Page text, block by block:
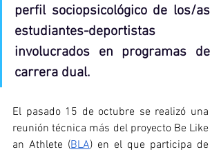
perfil sociopsicológico de los/as
estudiantes-deportistas
involucrados en programas de
carrera dual.
El pasado 15 de octubre se realizó una
reunión técnica más del proyecto Be Like
an Athlete (BLA) en el que participa de